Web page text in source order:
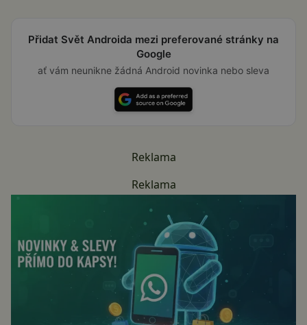
Přidat Svět Androida mezi preferované stránky na
Google
ať vám neunikne žádná Android novinka nebo sleva
Reklama
Reklama